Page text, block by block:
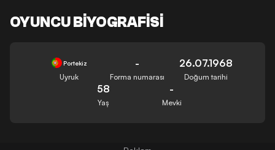
OYUNCU BIYOGRAFISI
Portekiz
Uyruk
-
Forma numarası
26.07.1968
Doğum tarihi
58
Yaş
-
Mevki